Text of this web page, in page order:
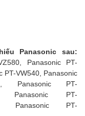
Panasonic sau:
Panasonic PT-
PT-VW540, Panasonic
Panasonic PT-
Panasonic PT-
Panasonic PT-